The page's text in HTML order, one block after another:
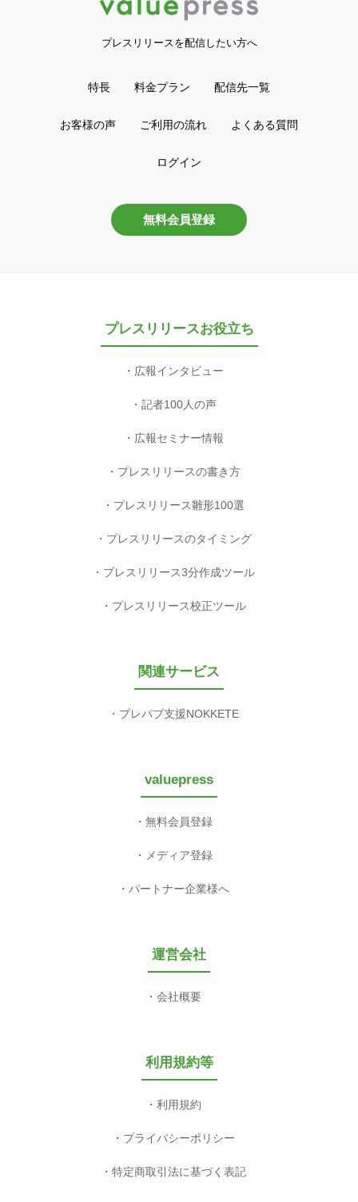
プレスリリースを配信したい方へ
特長 料金プラン 配信先一覧
お客様の声 ご利用の流れ よくある質問
ログイン
無料会員登録
プレスリリースお役立ち
広報インタビュー
記者100人の声
広報セミナー情報
プレスリリースの書き方
プレスリリース雛形100選
プレスリリースのタイミング
プレスリリース3分作成ツール
プレスリリース校正ツール
関連サービス
プレパブ支援NOKKETE
valuepress
無料会員登録
メディア登録
パートナー企業様へ
運営会社
会社概要
利用規約等
利用規約
プライバシーポリシー
特定商取引法に基づく表記